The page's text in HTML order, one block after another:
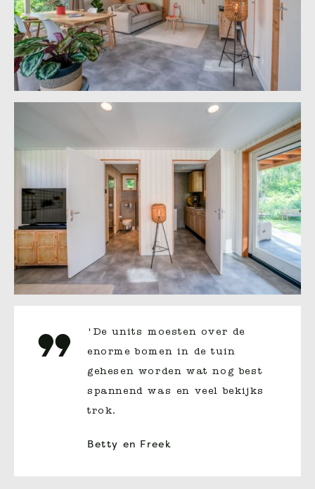
'De units moesten over de
enorme bomen in de tuin
gehesen worden wat nog best
spannend was en veel bekijks
trok.
Betty en Freek